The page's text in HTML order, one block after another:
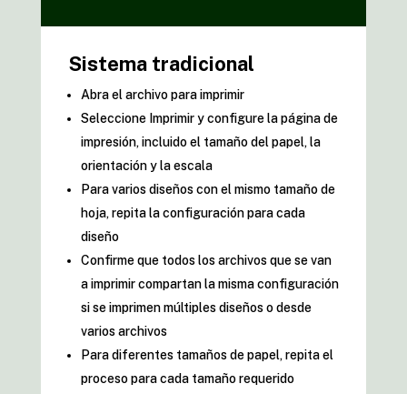
Sistema tradicional
Abra el archivo para imprimir
Seleccione Imprimir y configure la página de
impresión, incluido el tamaño del papel, la
orientación y la escala
Para varios diseños con el mismo tamaño de
hoja, repita la configuración para cada
diseño
Confirme que todos los archivos que se van
a imprimir compartan la misma configuración
si se imprimen múltiples diseños o desde
varios archivos
Para diferentes tamaños de papel, repita el
proceso para cada tamaño requerido